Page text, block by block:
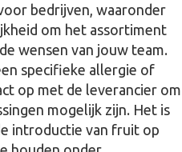
bedrijven, waaronder
om het assortiment
wensen van jouw team.
specifieke allergie of
op met de leverancier om
mogelijk zijn. Het is
introductie van fruit op